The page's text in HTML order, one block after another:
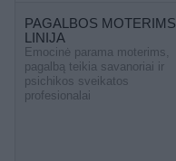
PAGALBOS MOTERIMS
LINIJA
Emocinė parama moterims,
pagalbą teikia savanoriai ir
psichikos sveikatos
profesionalai